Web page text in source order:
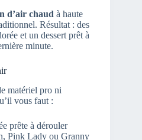
d’air chaud à haute
Résultat : des
et un dessert prêt à
minute.
matériel pro ni
vous faut :
prête à dérouler
Pink Lady ou Granny